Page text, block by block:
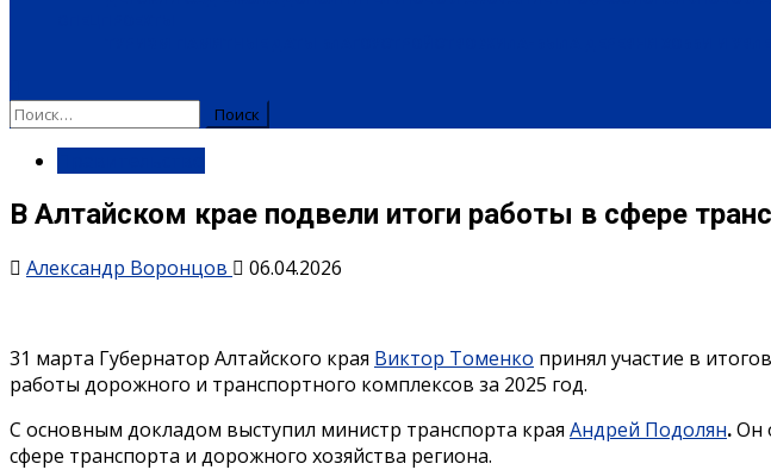
В Алтайском крае подвели итоги работы в сфере
Александр Воронцов 06.04.2026
31 марта Губернатор Алтайского края Виктор Томенко принял участие в
работы дорожного и транспортного комплексов за 2025 год.
С основным докладом выступил министр транспорта края Андрей Подолян.Он
сфере транспорта и дорожного хозяйства региона.